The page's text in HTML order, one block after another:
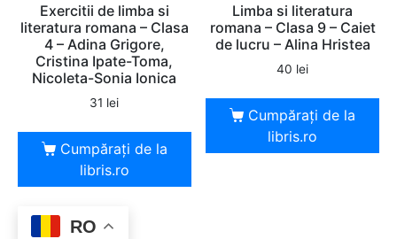
Exercitii de limba si
literatura romana – Clasa
4 – Adina Grigore,
Cristina Ipate-Toma,
Nicoleta-Sonia Ionica
31 lei
Cumpărați de la
libris.ro
Limba si literatura
romana – Clasa 9 – Caiet
de lucru – Alina Hristea
40 lei
Cumpărați de la
libris.ro
RO